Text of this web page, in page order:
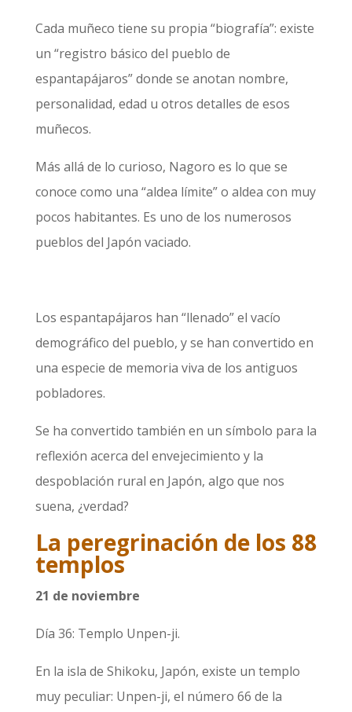
Cada muñeco tiene su propia “biografía”: existe
un “registro básico del pueblo de
espantapájaros” donde se anotan nombre,
personalidad, edad u otros detalles de esos
muñecos.
Más allá de lo curioso, Nagoro es lo que se
conoce como una “aldea límite” o aldea con muy
pocos habitantes. Es uno de los numerosos
pueblos del Japón vaciado.
Los espantapájaros han “llenado” el vacío
demográfico del pueblo, y se han convertido en
una especie de memoria viva de los antiguos
pobladores.
Se ha convertido también en un símbolo para la
reflexión acerca del envejecimiento y la
despoblación rural en Japón, algo que nos
suena, ¿verdad?
La peregrinación de los 88
templos
21 de noviembre
Día 36: Templo Unpen-ji.
En la isla de Shikoku, Japón, existe un templo
muy peculiar: Unpen-ji, el número 66 de la